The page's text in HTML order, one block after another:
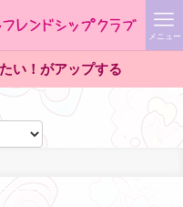
メニュー
がアップする